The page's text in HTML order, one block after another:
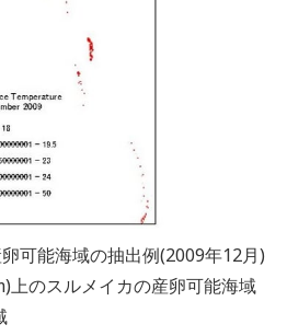
可能海域の抽出例(2009年12月)
上のスルメイカの産卵可能海域